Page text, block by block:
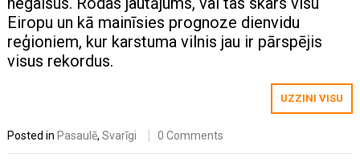
Eiropu un kā mainīsies prognoze dienvidu
reģioniem, kur karstuma vilnis jau ir pārspējis
visus rekordus.
UZZINI VISU
Posted inPasaulē,Svarīgi 0 Comments